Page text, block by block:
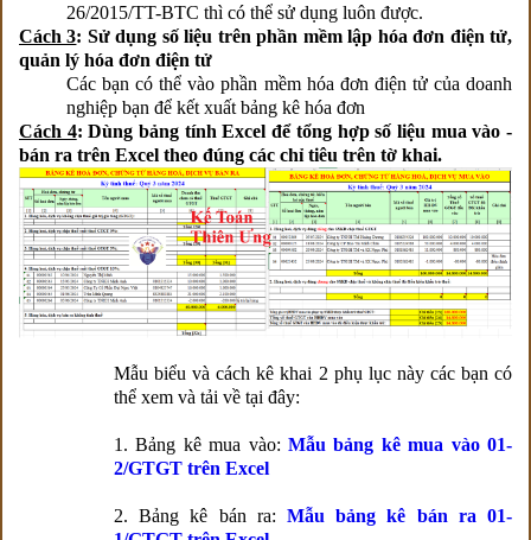
26/2015/TT-BTC thì có thể sử dụng luôn được.
Cách 3: Sử dụng số liệu trên phần mềm lập hóa đơn điện tử,
quản lý hóa đơn điện tử
Các bạn có thể vào phần mềm hóa đơn điện tử của doanh
nghiệp bạn để kết xuất bảng kê hóa đơn
Cách 4: Dùng bảng tính Excel để tổng hợp số liệu mua vào -
bán ra trên Excel theo đúng các chỉ tiêu trên tờ khai.
Mẫu biểu và cách kê khai 2 phụ lục này các bạn có
thể xem và tải về tại đây:
1. Bảng kê mua vào: Mẫu bảng kê mua vào 01-
2/GTGT trên Excel
2. Bảng kê bán ra: Mẫu bảng kê bán ra 01-